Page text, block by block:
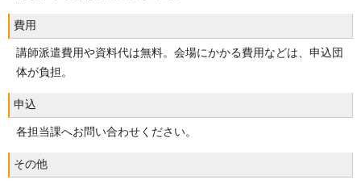
費用
講師派遣費用や資料代は無料。会場にかかる費用などは、申込団
体が負担。
申込
各担当課へお問い合わせください。
その他